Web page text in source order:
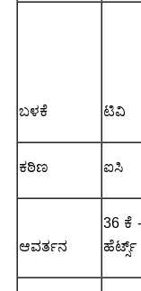
ಬಳಕೆ ಟಿವಿ
ಕಠಿಣ ಐಸಿ
ಆವರ್ತನ
36 ಕೆ
ಹೆರ್ಟ್ಸ್